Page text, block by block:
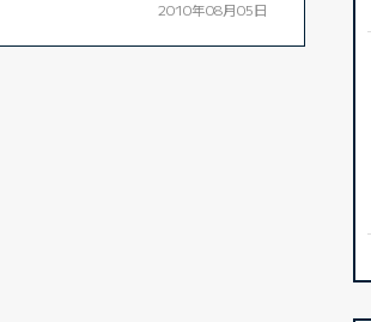
2010年08月05日